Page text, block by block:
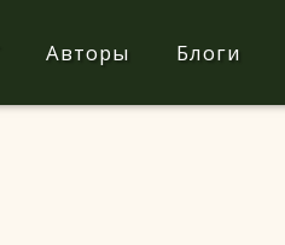
Авторы Блоги